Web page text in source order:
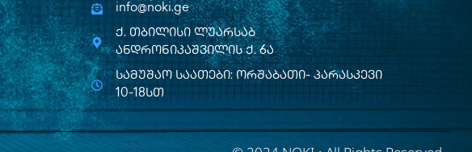
info@noki.ge
ქ. თბილისი ლუარსაბ
ანდრონიკაშვილის ქ. 6ა
სამუშაო საათები: ორშაბათი- პარასკევი
10-18სთ